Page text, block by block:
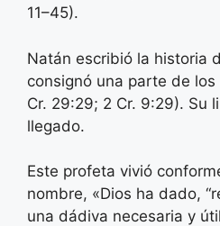
11–45).
Natán escribió la historia
consignó una parte de los
Cr. 29:29; 2 Cr. 9:29). Su
llegado.
Este profeta vivió
nombre, «Dios ha dado,
una dádiva necesaria y